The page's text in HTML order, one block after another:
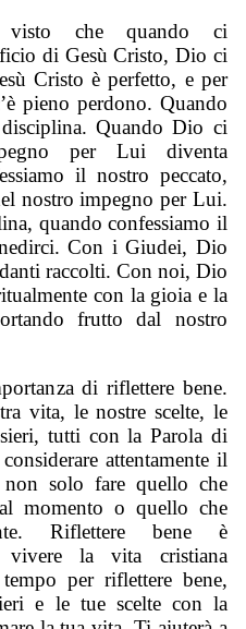
visto che quando ci
di Gesù Cristo, Dio ci
Cristo è perfetto, e per
pieno perdono. Quando
Quando Dio ci
per Lui diventa
il nostro peccato,
nostro impegno per Lui.
quando confessiamo il
Con i Giudei, Dio
raccolti. Con noi, Dio
con la gioia e la
frutto dal nostro
di riflettere bene.
vita, le nostre scelte, le
tutti con la Parola di
attentamente il
solo fare quello che
momento o quello che
Riflettere bene è
vivere la vita cristiana
per riflettere bene,
e le tue scelte con la